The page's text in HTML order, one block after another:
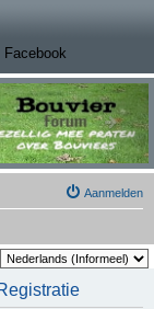
tab)
new tab)
Facebook
Aanmelden